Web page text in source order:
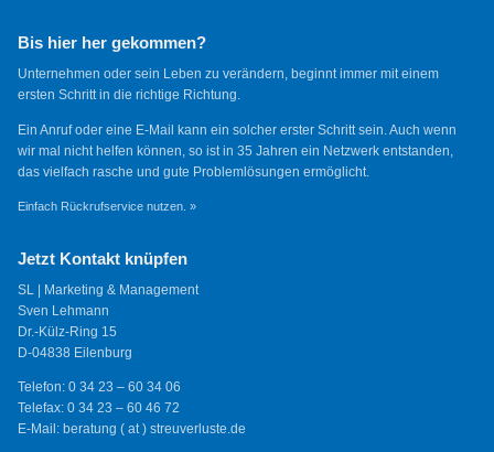
Bis hier her gekommen?
Unternehmen oder sein Leben zu verändern, beginnt immer mit einem
ersten Schritt in die richtige Richtung.
Ein Anruf oder eine E-Mail kann ein solcher erster Schritt sein. Auch wenn
wir mal nicht helfen können, so ist in 35 Jahren ein Netzwerk entstanden,
das vielfach rasche und gute Problemlösungen ermöglicht.
Einfach Rückrufservice nutzen. »
Jetzt Kontakt knüpfen
SL | Marketing & Management
Sven Lehmann
Dr.-Külz-Ring 15
D-04838 Eilenburg
Telefon: 0 34 23 – 60 34 06
Telefax: 0 34 23 – 60 46 72
E-Mail: beratung ( at ) streuverluste.de